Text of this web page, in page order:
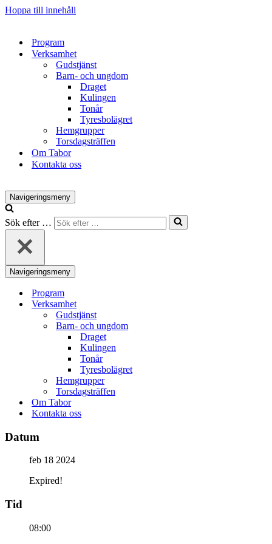
Hoppa till innehåll
Program
Verksamhet
Gudstjänst
Barn- och ungdom
Draget
Kulingen
Tonår
Tyresbolägret
Hemgrupper
Torsdagsträffen
Om Tabor
Kontakta oss
Navigeringsmeny
Sök efter …
Navigeringsmeny
Program
Verksamhet
Gudstjänst
Barn- och ungdom
Draget
Kulingen
Tonår
Tyresbolägret
Hemgrupper
Torsdagsträffen
Om Tabor
Kontakta oss
Datum
feb 18 2024
Expired!
Tid
08:00